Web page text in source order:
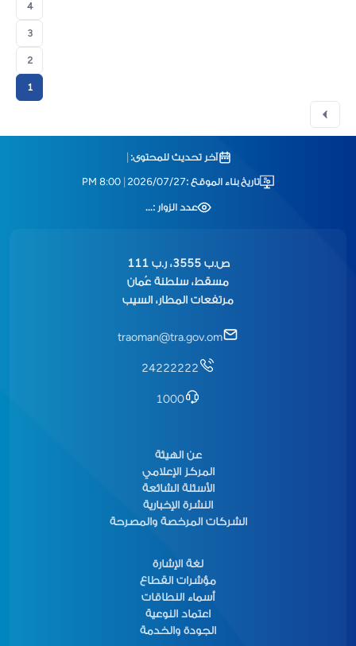
4
3
2
1
آخر تحديث للمحتوى:
تاريخ بناء الموقع :2026/07/27
8:00 PM
عدد الزوار :...
ص.ب 3555، ر.ب 111
مسقط، سلطنة عُمان
مرتفعات المطار، السيب
traoman@tra.gov.om
24222222
1000
عن الهيئة
المركز الإعلامي
الأسئلة الشائعة
النشرة الإخبارية
الشركات المرخصة والمصرحة
لغة الإشارة
مؤشرات القطاع
أسماء النطاقات
اعتماد النوعية
الجودة والخدمة